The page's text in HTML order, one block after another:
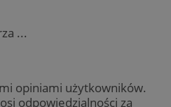
...
opiniami użytkowników.
odpowiedzialności za